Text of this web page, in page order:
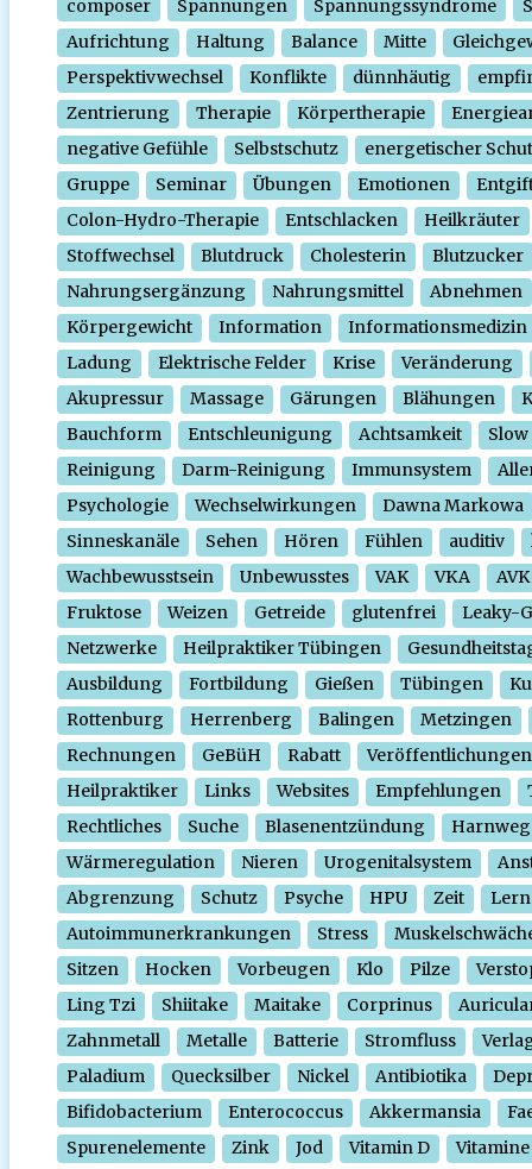
composer Spannungen Spannungssyndrome
Aufrichtung
Haltung Balance Mitte
Perspektivwechsel
Konflikte dünnhäutig
Zentrierung
Therapie Körpertherapie
negative Gefühle
Selbstschutz
energetischer
Gruppe
Seminar Übungen Emotionen
Colon-Hydro-Therapie
Entschlacken
Heilkräuter
Stoffwechsel
Blutdruck Cholesterin
Blutzucker
Nahrungsergänzung
Nahrungsmittel
Abnehmen
Körpergewicht
Information
Informationsmedizin
Ladung
Elektrische Felder Krise
Veränderung
Akupressur
Massage Gärungen Blähungen
Bauchform
Entschleunigung Achtsamkeit
Slow
Reinigung
Darm-Reinigung Immunsystem
Psychologie
Wechselwirkungen
Dawna Markowa
Sinneskanäle
Sehen Hören Fühlen auditiv
Wachbewusstsein
Unbewusstes VAK VKA
AVK
Fruktose
Weizen Getreide glutenfrei
Leaky-
Netzwerke
Heilpraktiker Tübingen
Ausbildung
Fortbildung Gießen Tübingen
Rottenburg
Herrenberg Balingen
Metzingen
Rechnungen
GeBüH Rabatt
Veröffentlichungen
Heilpraktiker
Links Websites Empfehlungen
Rechtliches
Suche Blasenentzündung
Wärmeregulation
Nieren Urogenitalsystem
Abgrenzung
Schutz Psyche HPU Zeit
Autoimmunerkrankungen
Stress
Sitzen
Hocken Vorbeugen Klo Pilze
Ling Tzi
Shiitake Maitake Corprinus
Zahnmetall
Metalle Batterie Stromfluss
Paladium
Quecksilber Nickel Antibiotika
Bifidobacterium
Enterococcus Akkermansia
Spurenelemente
Zink Jod Vitamin D
Vitamine